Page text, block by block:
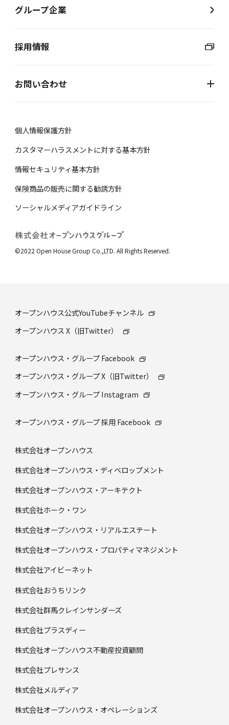
グループ企業
採用情報
お問い合わせ
個⼈情報保護⽅針
カスタマーハラスメントに対する基本方針
情報セキュリティ基本方針
保険商品の販売に関する勧誘⽅針
ソーシャルメディアガイドライン
©2022 Open House Group Co.,LTD. All Rights Reserved.
オープンハウス公式YouTubeチャンネル
オープンハウス X（旧Twitter）
オープンハウス・グループ Facebook
オープンハウス・グループ X（旧Twitter）
オープンハウス・グループ Instagram
オープンハウス・グループ 採⽤ Facebook
株式会社オープンハウス
株式会社オープンハウス・ディベロップメント
株式会社オープンハウス・アーキテクト
株式会社ホーク・ワン
株式会社オープンハウス・リアルエステート
株式会社オープンハウス・プロパティマネジメント
株式会社アイビーネット
株式会社おうちリンク
株式会社群馬クレインサンダーズ
株式会社プラスディー
株式会社オープンハウス不動産投資顧問
株式会社プレサンス
株式会社メルディア
株式会社オープンハウス・オペレーションズ